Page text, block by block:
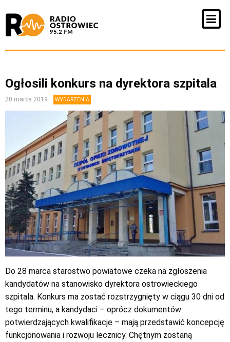
Ogłosili konkurs na dyrektora szpitala
20 marca 2019 WYDARZENIA
Do 28 marca starostwo powiatowe czeka na zgłoszenia
kandydatów na stanowisko dyrektora ostrowieckiego
szpitala. Konkurs ma zostać rozstrzygnięty w ciągu 30 dni od
tego terminu, a kandydaci – oprócz dokumentów
potwierdzających kwalifikacje – mają przedstawić koncepcję
funkcjonowania i rozwoju lecznicy. Chętnym zostaną